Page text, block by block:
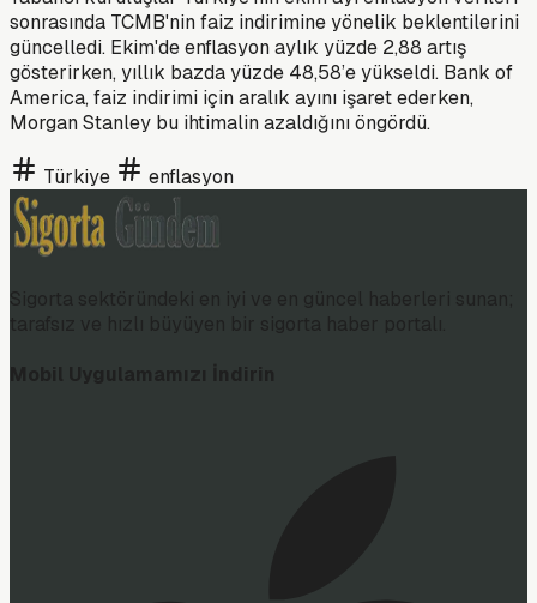
sonrasında TCMB'nin faiz indirimine yönelik beklentilerini
güncelledi. Ekim'de enflasyon aylık yüzde 2,88 artış
gösterirken, yıllık bazda yüzde 48,58’e yükseldi. Bank of
America, faiz indirimi için aralık ayını işaret ederken,
Morgan Stanley bu ihtimalin azaldığını öngördü.
Türkiye enflasyon